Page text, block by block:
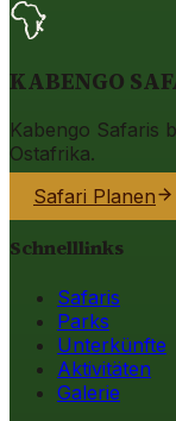
KABENGO
Kabengo Safaris
Ostafrika.
Safari Planen
Schnelllinks
Safaris
Parks
Unterkünfte
Aktivitäten
Galerie